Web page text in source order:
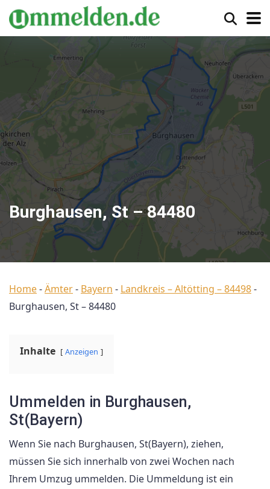
Burghausen, St – 84480
Home-Ämter- Bayern - Landkreis – Altötting – 84498-
Burghausen, St – 84480
Inhalte Anzeigen
Ummelden in Burghausen,
St(Bayern)
Wenn Sie nach Burghausen, St(Bayern), ziehen,
müssen Sie sich innerhalb von zwei Wochen nach
Ihrem Umzug ummelden. Die Ummeldung ist ein